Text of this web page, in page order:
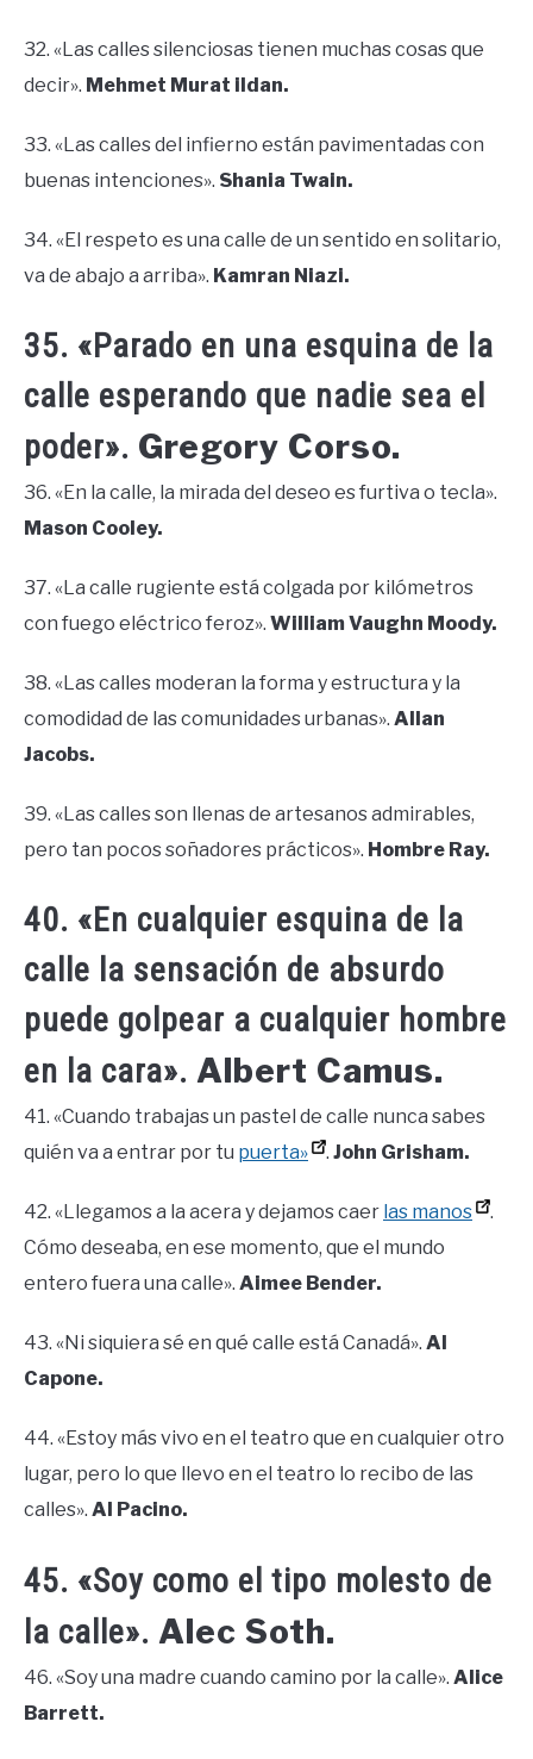
32. «Las calles silenciosas tienen muchas cosas que
decir». Mehmet Murat ildan.
33. «Las calles del infierno están pavimentadas con
buenas intenciones». Shania Twain.
34. «El respeto es una calle de un sentido en solitario,
va de abajo a arriba». Kamran Niazi.
35. «Parado en una esquina de la
calle esperando que nadie sea el
poder». Gregory Corso.
36. «En la calle, la mirada del deseo es furtiva o tecla».
Mason Cooley.
37. «La calle rugiente está colgada por kilómetros
con fuego eléctrico feroz». William Vaughn Moody.
38. «Las calles moderan la forma y estructura y la
comodidad de las comunidades urbanas». Allan
Jacobs.
39. «Las calles son llenas de artesanos admirables,
pero tan pocos soñadores prácticos». Hombre Ray.
40. «En cualquier esquina de la
calle la sensación de absurdo
puede golpear a cualquier hombre
en la cara». Albert Camus.
41. «Cuando trabajas un pastel de calle nunca sabes
quién va a entrar por tu puerta» . John Grisham.
42. «Llegamos a la acera y dejamos caer las manos
.
Cómo deseaba, en ese momento, que el mundo
entero fuera una calle». Aimee Bender.
43. «Ni siquiera sé en qué calle está Canadá». Al
Capone.
44. «Estoy más vivo en el teatro que en cualquier otro
lugar, pero lo que llevo en el teatro lo recibo de las
calles». Al Pacino.
45. «Soy como el tipo molesto de
la calle». Alec Soth.
46. «Soy una madre cuando camino por la calle». Alice
Barrett.